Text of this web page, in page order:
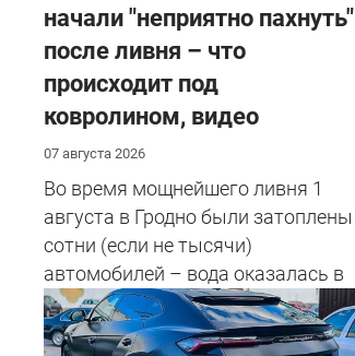
начали "неприятно пахнуть"
после ливня – что
происходит под
ковролином, видео
07 августа 2026
Во время мощнейшего ливня 1
августа в Гродно были затоплены
сотни (если не тысячи)
автомобилей – вода оказалась в
салоне...